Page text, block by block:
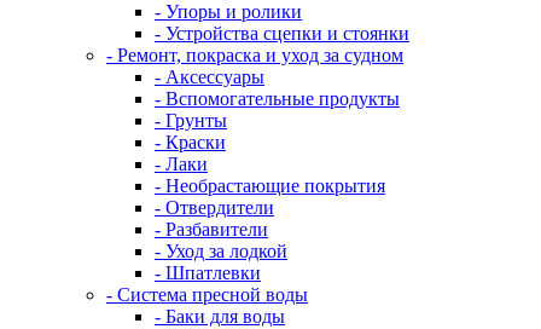
- Упоры и ролики
- Устройства сцепки и стоянки
- Ремонт, покраска и уход за судном
- Аксессуары
- Вспомогательные продукты
- Грунты
- Краски
- Лаки
- Необрастающие покрытия
- Отвердители
- Разбавители
- Уход за лодкой
- Шпатлевки
- Система пресной воды
- Баки для воды